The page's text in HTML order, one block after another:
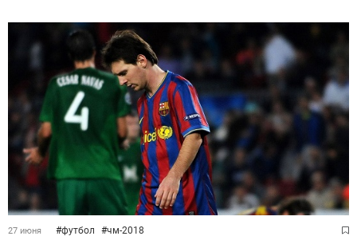
27 июня #футбол #чм-2018